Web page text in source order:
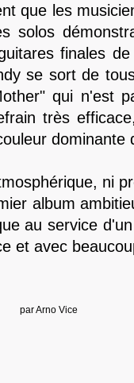
que les
solos
finales
se sort de
qui n'est
très
dominante
ni
album
au service
et avec
parArno Vice